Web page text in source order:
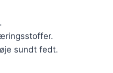
sundt fedt.